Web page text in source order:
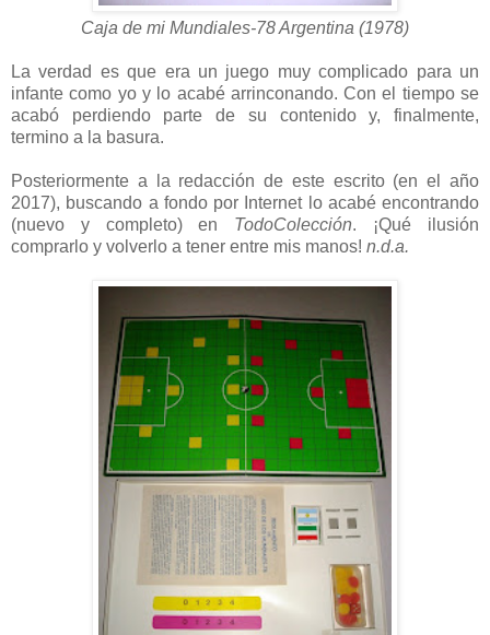
Caja de mi Mundiales-78 Argentina (1978)
La verdad es que era un juego muy complicado para un
infante como yo y lo acabé arrinconando. Con el tiempo se
acabó perdiendo parte de su contenido y, finalmente,
termino a la basura.
Posteriormente a la redacción de este escrito (en el año
2017), buscando a fondo por Internet lo acabé encontrando
(nuevo y completo) en TodoColección. ¡Qué ilusión
comprarlo y volverlo a tener entre mis manos! n.d.a.